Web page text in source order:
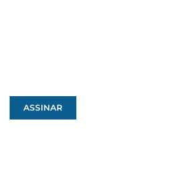
ASSINAR